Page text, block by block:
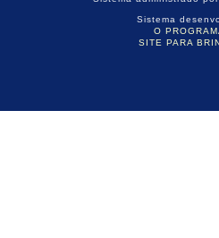
Sistema
O
SITE PARA